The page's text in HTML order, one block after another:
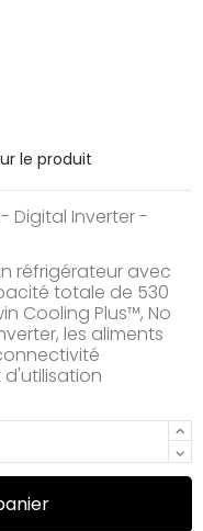
le produit
- Digital Inverter -
réfrigérateur avec
totale de 530
Cooling Plus™, No
les aliments